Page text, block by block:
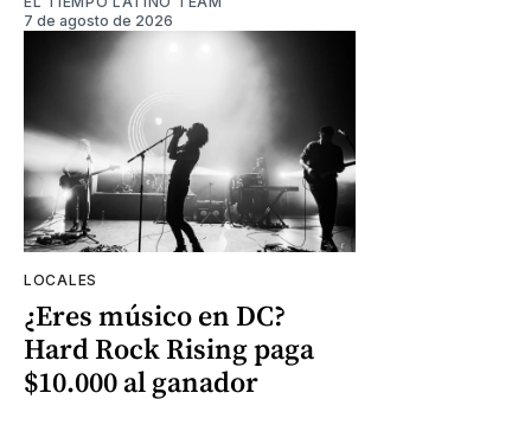
7 de agosto de 2026
LOCALES
¿Eres músico en DC?
Hard Rock Rising paga
$10.000 al ganador